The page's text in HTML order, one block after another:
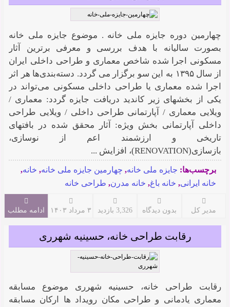
چهارمین دوره جایزه ملی خانه . موضوع جایزه ملی خانه
بصورت سالیانه با هدف بررسی و معرفی برترین آثار
مسکونی اجرا شده شاخص معماری و طراحی داخلی ایران
از سال ۱۳۹۵ به این سو برگزار می گردد. دسته‌بندی‌ها هر اثر
اجرا شده معماری یا طراحی داخلی مسکونی می‌تواند در
یکی از بخشهای زیر کاندید دریافت جایزه گردد: معماری /
ویلایی معماری / آپارتمانی طراحی داخلی / ویلایی طراحی
داخلی آپارتمانی بخش ویژه: آثار محقق شده در بافتهای
تاریخی و ارزشمند اعم از نوسازی،
بازسازی(RENOVATION)، افزایش ...
برچسب‌ها: جایزه ملی خانه, چهارمین جایزه ملی خانه, خانه,
خانه ایرانی, خانه باغ, خانه مدرن, طراحی خانه
مدیر کل بدون دیدگاه 3,326 بازدید ۳ مرداد ۱۴۰۳ ادامه مطلب
رقابت طراحی خانه، حسینیه شهرری
رقابت طراحی خانه، حسینیه شهرری موضوع مسابقه
معماری یادمانی و طراحی مکان رویداد ها ارکان مسابقه